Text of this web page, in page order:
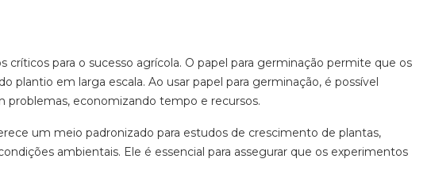
para o sucesso agrícola. O papel para germinação permite que os
plantio em larga escala. Ao usar papel para germinação, é possível
economizando tempo e recursos.
um meio padronizado para estudos de crescimento de plantas,
ambientais. Ele é essencial para assegurar que os experimentos